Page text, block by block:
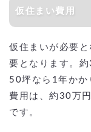
仮住まい費用
仮住まいが必要
要となります。
50坪なら1年かか
費用は、約30万
です。